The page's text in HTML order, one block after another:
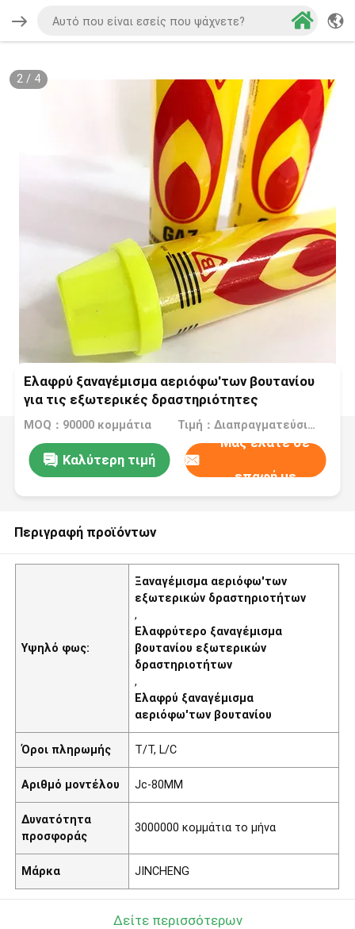
2/ 4
Ελαφρύ ξαναγέμισμα αεριόφω'των βουτανίου
για τις εξωτερικές δραστηριότητες
MOQ：90000 κομμάτια Τιμή：Διαπραγματεύσιμα
Καλύτερη τιμή
Μας ελάτε σε
επαφή με
Περιγραφή προϊόντων
Υψηλό φως:
Ξαναγέμισμα αεριόφω'των
εξωτερικών δραστηριοτήτων
,
Ελαφρύτερο ξαναγέμισμα
βουτανίου εξωτερικών
δραστηριοτήτων
,
Ελαφρύ ξαναγέμισμα
αεριόφω'των βουτανίου
Όροι πληρωμής T/T, L/C
Αριθμό μοντέλου Jc-80MM
Δυνατότητα
προσφοράς
3000000 κομμάτια το μήνα
Μάρκα JINCHENG
Δείτε περισσότερων